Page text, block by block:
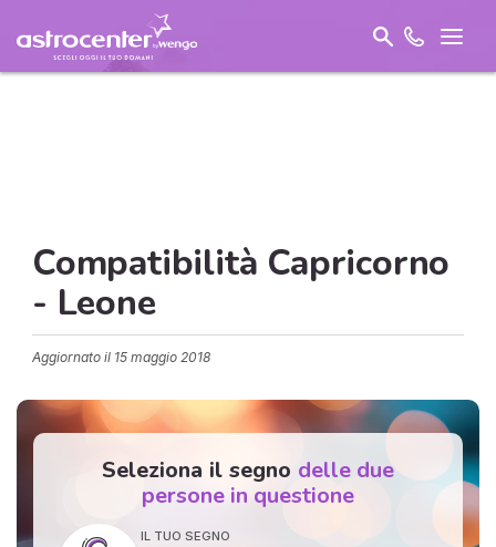
Compatibilità Capricorno
- Leone
Aggiornato il 15 maggio 2018
Seleziona il segno delle due
persone in questione
IL TUO SEGNO